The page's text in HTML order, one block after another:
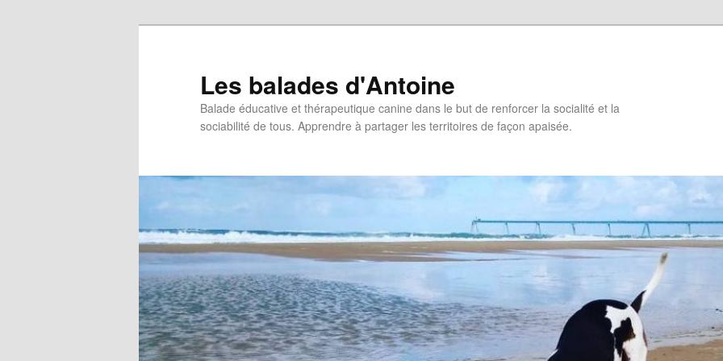
Les balades d'Antoine
Balade éducative et thérapeutique canine dans le but de renforcer la socialité et la
sociabilité de tous. Apprendre à partager les territoires de façon apaisée.